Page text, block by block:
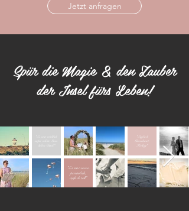
Jetzt anfragen
Spür die Magie & den Zauber
der Insel fürs Leben!
"Es war soooo
persönlich,
einfach toll"
"Einfach
Gänsehaut-
Feeling"